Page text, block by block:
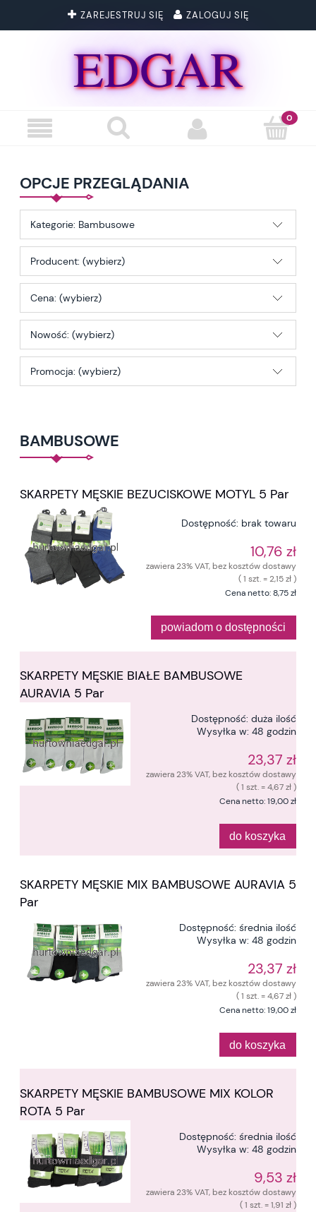
ZAREJESTRUJ SIĘ ZALOGUJ SIĘ
EDGAR
OPCJE PRZEGLĄDANIA
Kategorie: Bambusowe
Producent: (wybierz)
Cena: (wybierz)
Nowość: (wybierz)
Promocja: (wybierz)
BAMBUSOWE
SKARPETY MĘSKIE BEZUCISKOWE MOTYL 5 Par
Dostępność: brak towaru
10,76 zł
zawiera 23% VAT, bez kosztów dostawy
( 1 szt. = 2,15 zł )
Cena netto:8,75 zł
powiadom o dostępności
SKARPETY MĘSKIE BIAŁE BAMBUSOWE
AURAVIA 5 Par
Dostępność: duża ilość
Wysyłka w: 48 godzin
23,37 zł
zawiera 23% VAT, bez kosztów dostawy
( 1 szt. = 4,67 zł )
Cena netto:19,00 zł
do koszyka
SKARPETY MĘSKIE MIX BAMBUSOWE AURAVIA 5
Par
Dostępność: średnia ilość
Wysyłka w: 48 godzin
23,37 zł
zawiera 23% VAT, bez kosztów dostawy
( 1 szt. = 4,67 zł )
Cena netto:19,00 zł
do koszyka
SKARPETY MĘSKIE BAMBUSOWE MIX KOLOR
ROTA 5 Par
Dostępność: średnia ilość
Wysyłka w: 48 godzin
9,53 zł
zawiera 23% VAT, bez kosztów dostawy
( 1 szt. = 1,91 zł )